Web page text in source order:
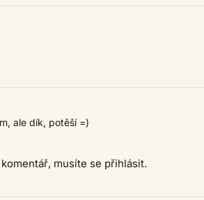
ale dík, potěší =)
musíte se přihlásit.